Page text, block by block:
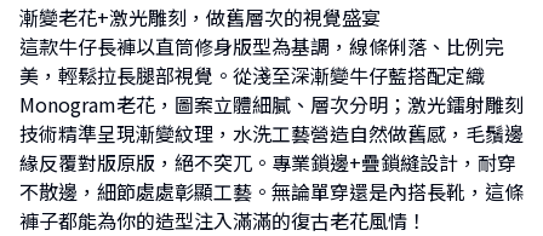
漸變老花+激光雕刻，做舊層次的視覺盛宴
這款牛仔長褲以直筒修身版型為基調，線條俐落、比例完
美，輕鬆拉長腿部視覺。從淺至深漸變牛仔藍搭配定織
Monogram老花，圖案立體細膩、層次分明；激光鐳射雕刻
技術精準呈現漸變紋理，水洗工藝營造自然做舊感，毛鬚邊
緣反覆對版原版，絕不突兀。專業鎖邊+疊鎖縫設計，耐穿
不散邊，細節處處彰顯工藝。無論單穿還是內搭長靴，這條
褲子都能為你的造型注入滿滿的復古老花風情！